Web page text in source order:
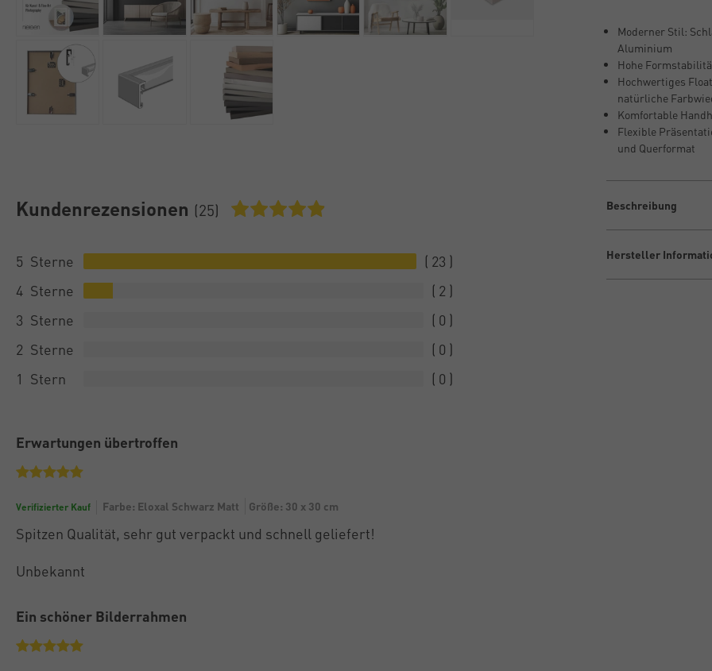
Kundenrezensionen (25)
5
23
4
2
3
0
2
0
1
0
Erwartungen übertroffen
Verifizierter Kauf Farbe: Eloxal Schwarz Matt Größe: 30 x 30 cm
Spitzen Qualität, sehr gut verpackt und schnell geliefert!
Unbekannt
Ein schöner Bilderrahmen
Moderner Stil:
Aluminium
Hohe
Hochwertiges
natürliche
Komfortable
Flexible
und Querformat
Beschreibung
Hersteller